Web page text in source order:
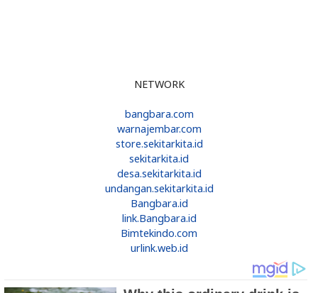
NETWORK
bangbara.com
warnajembar.com
store.sekitarkita.id
sekitarkita.id
desa.sekitarkita.id
undangan.sekitarkita.id
Bangbara.id
link.Bangbara.id
Bimtekindo.com
urlink.web.id